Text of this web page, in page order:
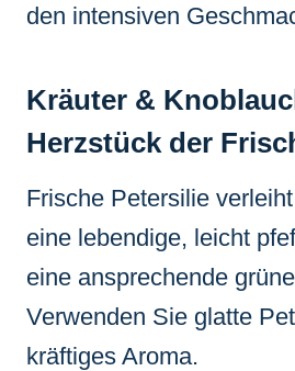
den intensiven
Kräuter &
Herzstück der
Frische Petersilie
eine lebendige, leicht
eine ansprechende
Verwenden Sie glatte
kräftiges Aroma.